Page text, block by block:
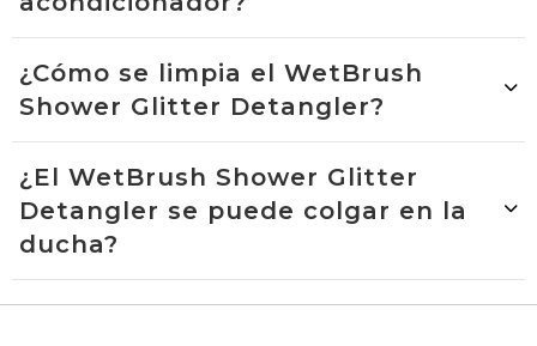
¿Cómo se limpia el WetBrush
Shower Glitter Detangler?
¿El WetBrush Shower Glitter
Detangler se puede colgar en la
ducha?